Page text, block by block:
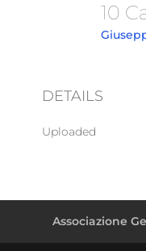
DETAILS
Uploaded
Associazione